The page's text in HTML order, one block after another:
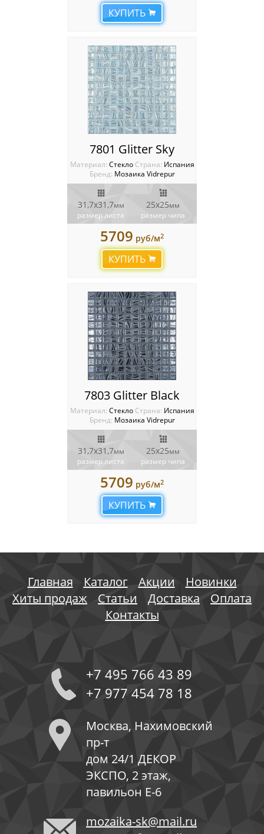
КУПИТЬ
7801 Glitter Sky
Материал: Стекло Cтрана: Испания
Бренд: Мозаика Vidrepur
31,7x31,7мм
размер листа
25х25мм
размер чипа
5709 руб/м2
КУПИТЬ
7803 Glitter Black
Материал: Стекло Cтрана: Испания
Бренд: Мозаика Vidrepur
31,7x31,7мм
размер листа
25х25мм
размер чипа
5709 руб/м2
КУПИТЬ
Главная Каталог Акции
Новинки
Хиты продаж
Статьи Доставка
Оплата
Контакты
+7 495 766 43 89
+7 977 454 78 18
Москва, Нахимовский
пр-т
дом 24/1 ДЕКОР
ЭКСПО, 2 этаж,
павильон Е-6
mozaika-sk@mail.ru